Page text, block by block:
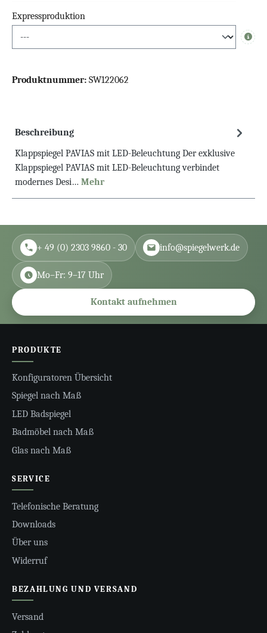
Expressproduktion
Info
Produktnummer: SW122062
Beschreibung
Klappspiegel PAVIAS mit LED-Beleuchtung Der exklusive
Klappspiegel PAVIAS mit LED-Beleuchtung verbindet
modernes Desi… Mehr
+ 49 (0) 2303 9860 - 30 info@spiegelwerk.de
Mo–Fr: 9–17 Uhr
Kontakt aufnehmen
PRODUKTE
Konfiguratoren Übersicht
Spiegel nach Maß
LED Badspiegel
Badmöbel nach Maß
Glas nach Maß
SERVICE
Telefonische Beratung
Downloads
Über uns
Widerruf
BEZAHLUNG UND VERSAND
Versand